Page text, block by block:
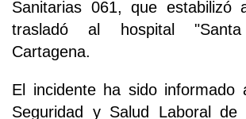
Sanitarias 061, que estabilizó
trasladó al hospital
Cartagena.
El incidente ha sido informado
Seguridad y Salud Laboral